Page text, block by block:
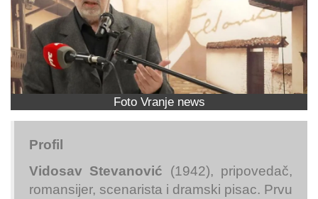
Foto Vranje news
Profil
Vidosav Stevanović (1942), pripovedač,
romansijer, scenarista i dramski pisac. Prvu